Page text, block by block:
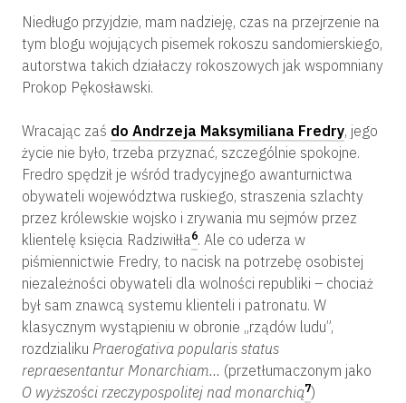
Niedługo przyjdzie, mam nadzieję, czas na przejrzenie na
tym blogu wojujących pisemek rokoszu sandomierskiego,
autorstwa takich działaczy rokoszowych jak wspomniany
Prokop Pękosławski.
Wracając zaś do Andrzeja Maksymiliana Fredry, jego
życie nie było, trzeba przyznać, szczególnie spokojne.
Fredro spędził je wśród tradycyjnego awanturnictwa
obywateli województwa ruskiego, straszenia szlachty
przez królewskie wojsko i zrywania mu sejmów przez
klientelę księcia Radziwiłła 6. Ale co uderza w
piśmiennictwie Fredry, to nacisk na potrzebę osobistej
niezależności obywateli dla wolności republiki – chociaż
był sam znawcą systemu klienteli i patronatu. W
klasycznym wystąpieniu w obronie „rządów ludu”,
rozdzialiku Praerogativa popularis status
repraesentantur Monarchiam… (przetłumaczonym jako
O wyższości rzeczypospolitej nad monarchią7)